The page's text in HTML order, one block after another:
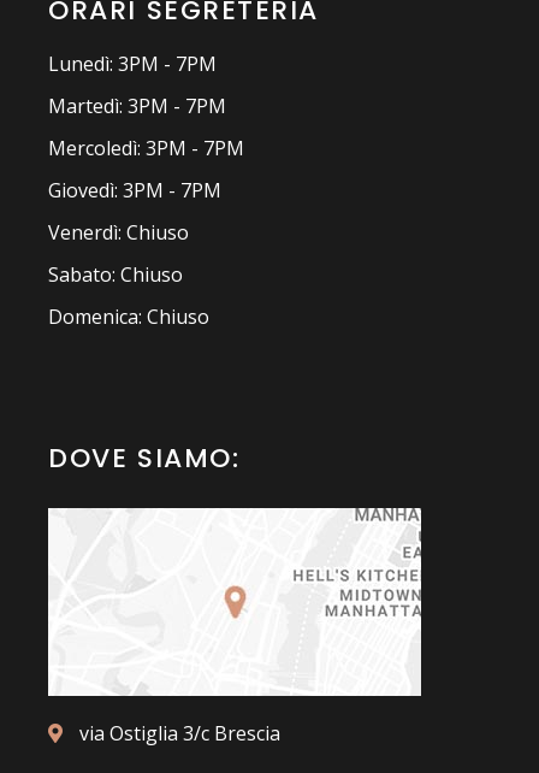
ORARI SEGRETERIA
Lunedì: 3PM - 7PM
Martedì: 3PM - 7PM
Mercoledì: 3PM - 7PM
Giovedì: 3PM - 7PM
Venerdì: Chiuso
Sabato: Chiuso
Domenica: Chiuso
DOVE SIAMO:
via Ostiglia 3/c Brescia